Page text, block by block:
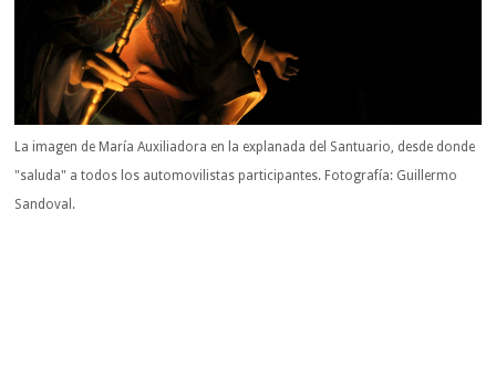
La imagen de María Auxiliadora en la explanada del Santuario, desde donde
"saluda" a todos los automovilistas participantes. Fotografía: Guillermo
Sandoval.